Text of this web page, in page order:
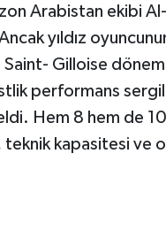
Arabistan ekibi
yıldız
Saint- Gilloise
performans
Hem 8 hem de
teknik kapasitesi ve